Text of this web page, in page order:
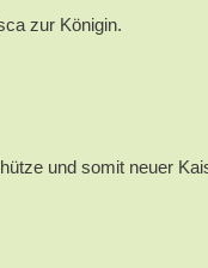
zur Königin.
und somit neuer